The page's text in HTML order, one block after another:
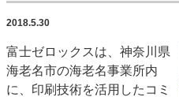
SDGs・地域
ポストプレス
市場・統計
人事・移転・異動・訃報
2018.5.30
富士ゼロックスは、神奈川県
海老名市の海老名事業所内
に、印刷技術を活用したコミ